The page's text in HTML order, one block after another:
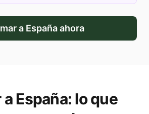
a Españaahora
aEspaña: lo que